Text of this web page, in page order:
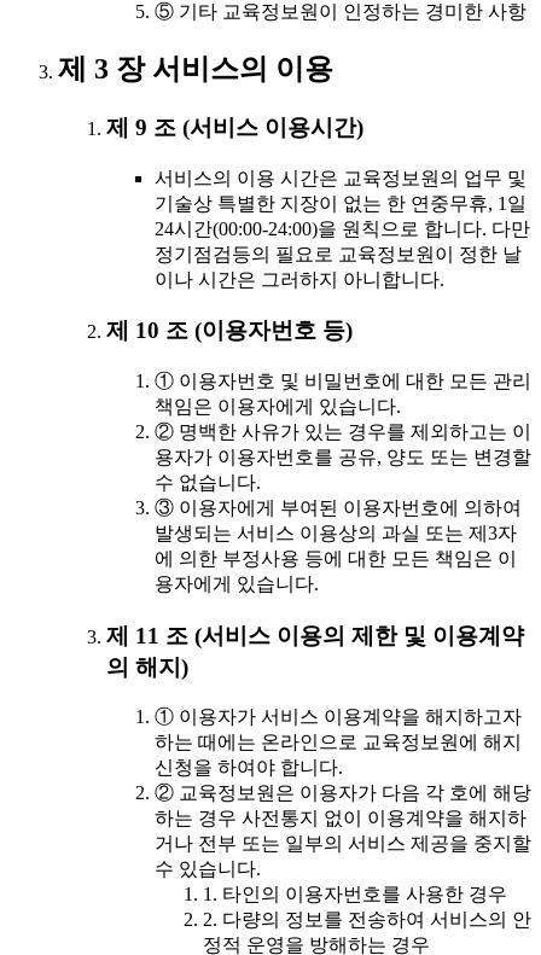
⑤ 기타 교육정보원이 인정하는 경미한 사항
제 3 장 서비스의 이용
제 9 조 (서비스 이용시간)
서비스의 이용 시간은 교육정보원의 업무 및
기술상 특별한 지장이 없는 한 연중무휴, 1일
24시간(00:00-24:00)을 원칙으로 합니다. 다만
정기점검등의 필요로 교육정보원이 정한 날
이나 시간은 그러하지 아니합니다.
제 10 조 (이용자번호 등)
① 이용자번호 및 비밀번호에 대한 모든 관리
책임은 이용자에게 있습니다.
② 명백한 사유가 있는 경우를 제외하고는 이
용자가 이용자번호를 공유, 양도 또는 변경할
수 없습니다.
③ 이용자에게 부여된 이용자번호에 의하여
발생되는 서비스 이용상의 과실 또는 제3자
에 의한 부정사용 등에 대한 모든 책임은 이
용자에게 있습니다.
제 11 조 (서비스 이용의 제한 및 이용계약
의 해지)
① 이용자가 서비스 이용계약을 해지하고자
하는 때에는 온라인으로 교육정보원에 해지
신청을 하여야 합니다.
② 교육정보원은 이용자가 다음 각 호에 해당
하는 경우 사전통지 없이 이용계약을 해지하
거나 전부 또는 일부의 서비스 제공을 중지할
수 있습니다.
1. 타인의 이용자번호를 사용한 경우
2. 다량의 정보를 전송하여 서비스의 안
정적 운영을 방해하는 경우